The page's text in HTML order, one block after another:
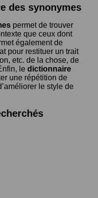
des synonymes
permet de trouver
que ceux dont
également de
pour restituer un trait
etc. de la chose, de
le dictionnaire
une répétition de
le style de